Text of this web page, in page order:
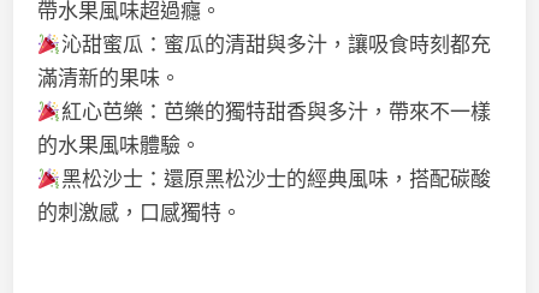
帶水果風味超過癮。
沁甜蜜瓜：蜜瓜的清甜與多汁，讓吸食時刻都充
滿清新的果味。
紅心芭樂：芭樂的獨特甜香與多汁，帶來不一樣
的水果風味體驗。
黑松沙士：還原黑松沙士的經典風味，搭配碳酸
的刺激感，口感獨特。